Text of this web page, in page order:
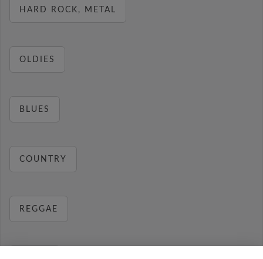
HARD ROCK, METAL
OLDIES
BLUES
COUNTRY
REGGAE